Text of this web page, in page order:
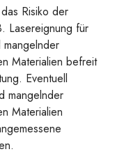
Risiko der
Lasereignung für
Materialien befreit
Eventuell
mangelnder
Materialien